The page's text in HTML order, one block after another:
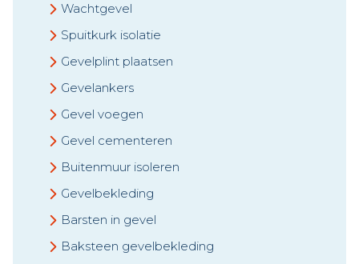
Wachtgevel
Spuitkurk isolatie
Gevelplint plaatsen
Gevelankers
Gevel voegen
Gevel cementeren
Buitenmuur isoleren
Gevelbekleding
Barsten in gevel
Baksteen gevelbekleding